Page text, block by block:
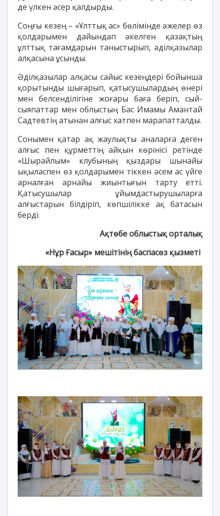
де үлкен әсер қалдырды.
Соңғы кезең – «Ұлттық ас» бөлімінде әжелер өз
қолдарымен дайындап әкелген қазақтың
ұлттық тағамдарын таныстырып, әділқазылар
алқасына ұсынды.
Әділқазылар алқасы сайыс кезеңдері бойынша
қорытынды шығарып, қатысушылардың өнері
мен белсенділігіне жоғары баға беріп, сый-
сыяпаттар мен облыстың Бас Имамы Амантай
Садтевтің атынан алғыс хатпен марапатталды.
Сонымен қатар ақ жаулықты аналарға деген
алғыс пен құрметтің айқын көрінісі ретінде
«Шырайлым» клубының қыздары шынайы
ықыласпен өз қолдарымен тіккен әсем ас үйге
арналған арнайы жиынтығын тарту етті.
Қатысушылар ұйымдастырушыларға
алғыстарын білдіріп, көпшілікке ақ батасын
берді.
Ақтөбе облыстық орталық
«Нұр Ғасыр» мешітінің баспасөз қызметі